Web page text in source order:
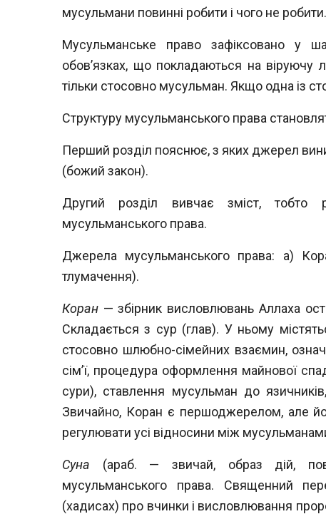
мусульмани повинні робити і чого не робити.
Мусульманське право зафіксовано у
обов’язках, що покладаються на
тільки стосовно мусульман. Якщо одна із
Структуру мусульманського права
Перший розділ пояснює, з яких джерел
(божий закон).
Другий розділ вивчає зміст, тобто
мусульманського права.
Джерела мусульманського права: а)
тлумачення).
Коран — збірник висловлювань Аллаха
Складається з сур (глав). У ньому
стосовно шлюбно-сімейних взаємин,
сім’ї, процедура оформлення майнової
сури), ставлення мусульман до
Звичайно, Коран є першоджерелом, але
регулювати усі відносини між мусуль
Суна (араб. — звичай, образ дій,
мусульманського права. Священний
(хадисах) про вчинки і висловлювання